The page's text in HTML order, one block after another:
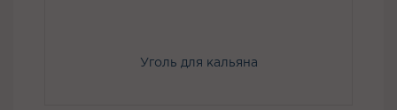
Уголь для кальяна